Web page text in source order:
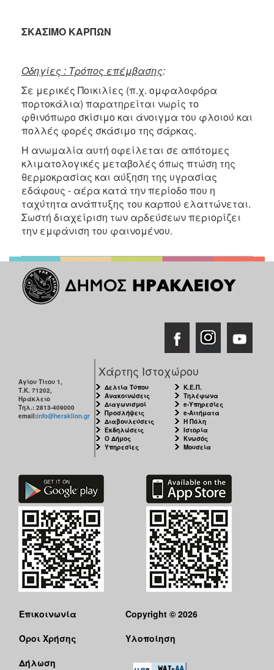
ΣΚΑΣΙΜΟ ΚΑΡΠΩΝ
Οδηγίες : Τρόπος επέμβασης:
Σε μερικές Ποικιλίες (π.χ. ομφαλοφόρα
πορτοκάλια) παρατηρείται νωρίς το
φθινόπωρο σκίσιμο και άνοιγμα του φλοιού και
πολλές φορές σκάσιμο της σάρκας.
Η ανωμαλία αυτή οφείλεται σε απότομες
κλιματολογικές μεταβολές όπως πτώση της
θερμοκρασίας και αύξηση της υγρασίας
εδάφους - αέρα κατά την περίοδο που η
ταχύτητα ανάπτυξης του καρπού ελαττώνεται.
Σωστή διαχείριση των αρδεύσεων περιορίζει
την εμφάνιση του φαινομένου.
Αγίου Τίτου 1,
Τ.Κ. 71202,
Ηράκλειο
Τηλ.: 2813-409000
email:info@heraklion.gr
Χάρτης Ιστοχώρου
Δελτία Τύπου
Ανακοινώσεις
Διαγωνισμοί
Προσλήψεις
Διαβουλεύσεις
Εκδηλώσεις
Ο Δήμος
Υπηρεσίες
Κ.Ε.Π.
Τηλέφωνα
e-Υπηρεσίες
e-Αιτήματα
Η Πόλη
Ιστορία
Κνωσός
Μουσεία
Επικοινωνία
Όροι Χρήσης
Δήλωση
Copyright © 2026
Υλοποίηση